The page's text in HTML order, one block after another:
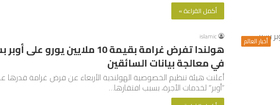
أكمل القراءة »
أخبار العالم islamic
هولندا تفرض غرامة بقيمة 10
في معالجة بيانات السائقين
أعلنت هيئة تنظيم الخصوصية الهولندية الأربعاء عن فرض غرامة
“أوبر” لخدمات الأجرة، بسبب افتقارها…